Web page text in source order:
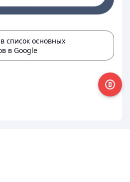
список основных
в Google